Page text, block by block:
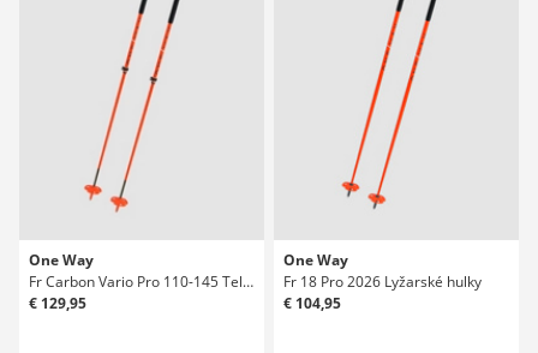
One Way
Fr Carbon Vario Pro 110-145 Teleskopické hulky
€ 129,95
One Way
Fr 18 Pro 2026 Lyžarské hulky
€ 104,95